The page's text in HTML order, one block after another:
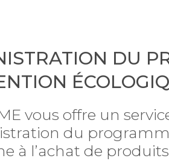
DU
vous offre un
du
à l’achat de